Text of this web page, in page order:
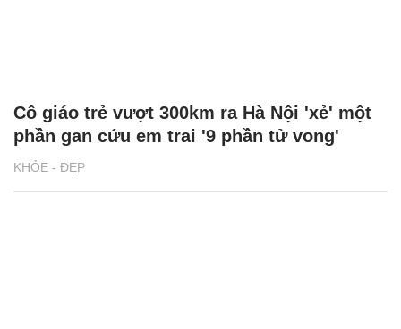
KHỎE - ĐẸP
Cô giáo trẻ vượt 300km ra Hà Nội 'xẻ' một
phần gan cứu em trai '9 phần tử vong'